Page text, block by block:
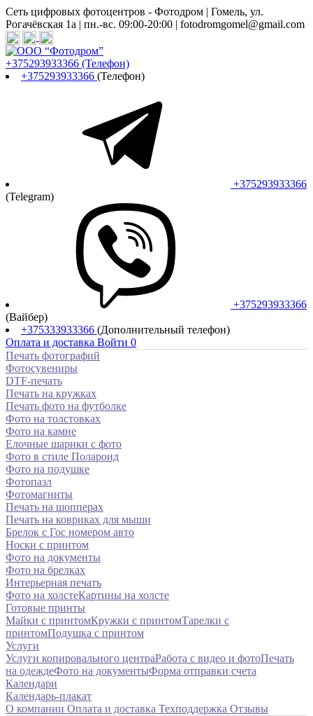
Сеть цифровых фотоцентров - Фотодром | Гомель, ул.
Рогачёвская 1а | пн.-вс. 09:00-20:00 | fotodromgomel@gmail.com
+375293933366 (Телефон)
+375293933366 (Телефон)
+375293933366
(Telegram)
+375293933366
(Вайбер)
+375333933366 (Дополнительный телефон)
Оплата и доставка Войти 0
Печать фотографий
Фотосувениры
DTF-печать
Печать на кружках
Печать фото на футболке
Фото на толстовках
Фото на камне
Елочные шарики с фото
Фото в стиле Полароид
Фото на подушке
Фотопазл
Фотомагниты
Печать на шопперах
Печать на ковриках для мыши
Брелок с Гос номером авто
Носки с принтом
Фото на документы
Фото на брелках
Интерьерная печать
Фото на холстеКартины на холсте
Готовые принты
Майки с принтомКружки с принтомТарелки с
принтомПодушка с принтом
Услуги
Услуги копировального центраРабота с видео и фотоПечать
на одеждеФото на документыФорма отправки счета
Календари
Календарь-плакат
О компании Оплата и доставка Техподдержка Отзывы